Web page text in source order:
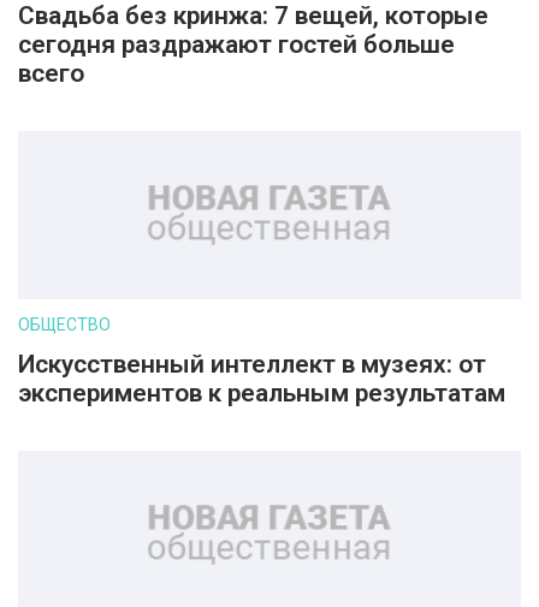
Свадьба без кринжа: 7 вещей, которые
сегодня раздражают гостей больше
всего
ОБЩЕСТВО
Искусственный интеллект в музеях: от
экспериментов к реальным результатам